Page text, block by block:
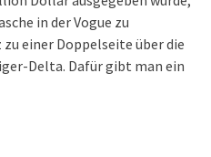
in der Vogue zu
einer Doppelseite über die
Delta. Dafür gibt man ein